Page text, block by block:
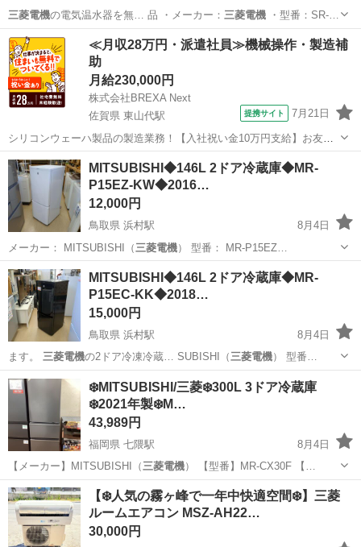
三菱電機の電気温水器を無… 品 ・メーカー： 三菱電機・型番：SR-…
愛知 江南市 江南駅 その他
≪月収28万円・派遣社員≫機械操作・製造補
助
月給230,000円
株式会社BREXA Next
佐賀県 東山代駅
提携サイト 7月21日
シリコンウェーハ製品の製造業務！【入社祝い金10万円支給】お友達
やカップルとの応募OK◎年間休日129日＆休出なしでプライベート充
実♪業務はクリーンルームで快適作業◎自社正社員登用制度あり★1食
300円～の格安食堂あり！《佐...
佐賀 伊万里市
MITSUBISHI◆146L 2ドア冷蔵庫◆MR-
P15EZ-KW◆2016…
12,000円
鳥取県 浜村駅
8月4日
​メーカー： MITSUBISHI（ 三菱電機 ） ​型番： MR-P15EZ…
鳥取 鳥取市 キッチン家電
MITSUBISHI◆146L 2ドア冷蔵庫◆MR-
P15EC-KK◆2018…
15,000円
鳥取県 浜村駅
8月4日
三菱電機の2ドア冷凍冷蔵… SUBISHI（三菱電機 ） ​型番…
鳥取 鳥取市 キッチン家電
❄️MITSUBISHI/三菱❄️300L 3ドア冷蔵庫
❄️2021年製❄️M…
43,989円
福岡県 七隈駅
8月4日
【メーカー】MITSUBISHI（三菱電機） 【型番】MR-CX30F 【…
福岡 福岡市 七隈駅 キッチン家電 店舗
【❄️人気の霧ヶ峰で一年中快適空間❄️】三菱
ルームエアコン MSZ-AH22…
30,000円